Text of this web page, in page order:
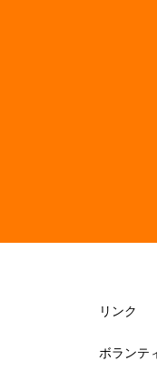
リンク
ボランテ